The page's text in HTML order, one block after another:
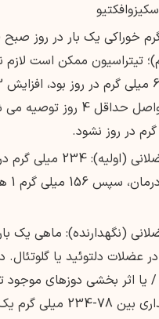
تیتراسیون ممکن است لازم
روز در فواصل حداقل 4
تزریق عضلانی (اولیه):
(نگهدارنده): ماهی یک
عضلات دلتوئید یا گلوتئال.
یا اثر بخشی دوزهای موجود
دوز نگهداری بین 78-